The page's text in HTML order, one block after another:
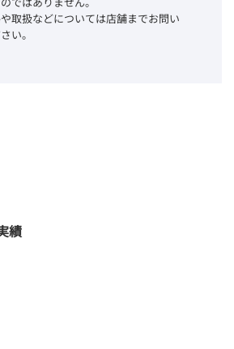
取扱などについては店舗までお問い
い。
績